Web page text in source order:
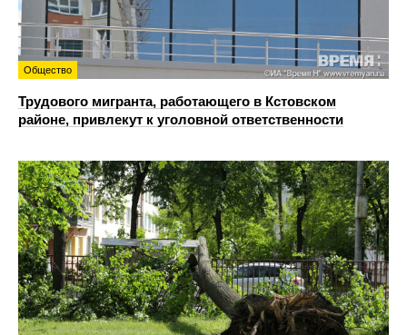
Общество
Трудового мигранта, работающего в Кстовском
районе, привлекут к уголовной ответственности